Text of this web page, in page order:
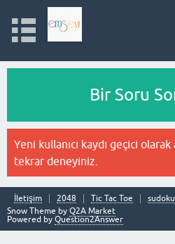
Bir Soru
Yeni kullanıcı kaydı geçici olarak
tekrar deneyiniz.
İletişim 2048 Tic Tac Toe sudoku
Snow Theme by Q2A Market
Powered by Question2Answer